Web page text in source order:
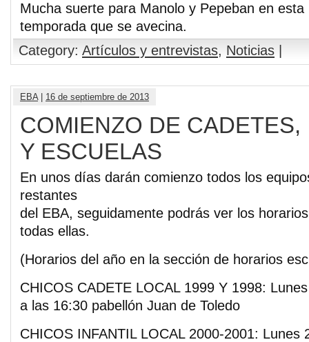
Mucha suerte para Manolo y Pepeban en
temporada que se avecina.
Category: Artículos y entrevistas, Noticias
EBA| 16 de septiembre de 2013
COMIENZO DE CADETES,
Y ESCUELAS
En unos días darán comienzo todos los
restantes
del EBA, seguidamente podrás ver los
todas ellas.
(Horarios del año en la sección de horarios
CHICOS CADETE LOCAL 1999 Y 1998:
a las 16:30 pabellón Juan de Toledo
CHICOS INFANTIL LOCAL 2000-2001: Lunes